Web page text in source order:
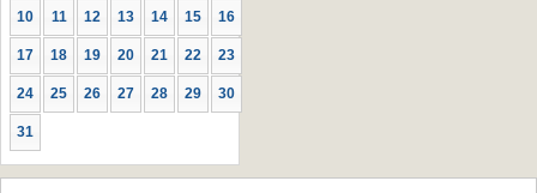
10 11 12 13 14 15 16
17 18 19 20 21 22 23
24 25 26 27 28 29 30
31